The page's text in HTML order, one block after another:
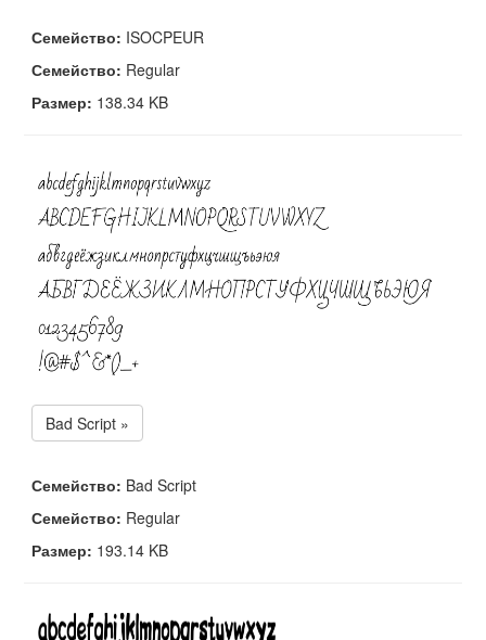
Семейство: ISOCPEUR
Семейство: Regular
Размер: 138.34 KB
Bad Script »
Семейство: Bad Script
Семейство: Regular
Размер: 193.14 KB